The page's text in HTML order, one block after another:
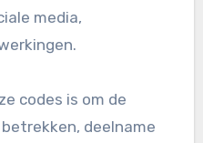
media,
codes is om de
deelname